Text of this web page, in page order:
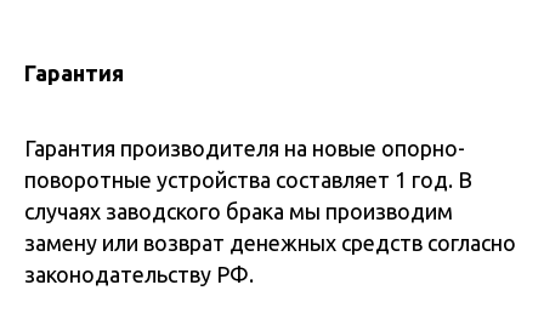
Гарантия
Гарантия производителя на новые опорно-
поворотные устройства составляет 1 год. В
случаях заводского брака мы производим
замену или возврат денежных средств согласно
законодательству РФ.